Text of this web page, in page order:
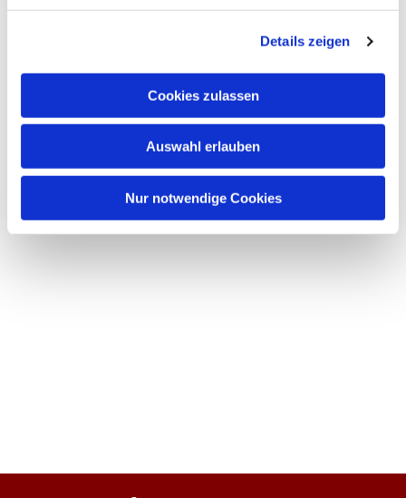
Details zeigen
Cookies zulassen
Auswahl erlauben
Nur notwendige Cookies